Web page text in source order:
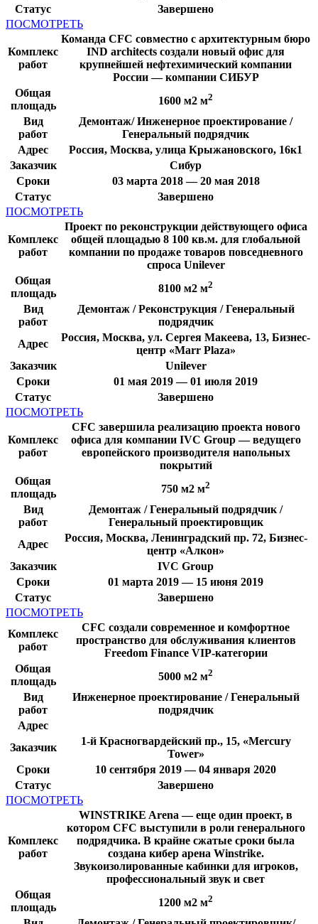
Статус
Завершено
ПОСМОТРЕТЬ
Комплекс
работ
Команда CFC совместно с архитектурным бюро
IND architects создали новый офис для
крупнейшей нефтехимический компании
России — компании СИБУР
Общая
площадь
1600 м2 м2
Вид
работ
Демонтаж/ Инженерное проектирование /
Генеральный подрядчик
Адрес
Россия, Москва, улица Крыжановского, 16к1
Заказчик
Сибур
Сроки
03 марта 2018 — 20 мая 2018
Статус
Завершено
ПОСМОТРЕТЬ
Комплекс
работ
Проект по реконструкции действующего офиса
общей площадью 8 100 кв.м. для глобальной
компании по продаже товаров повседневного
спроса Unilever
Общая
площадь
8100 м2 м2
Вид
работ
Демонтаж / Реконструкция / Генеральный
подрядчик
Адрес
Россия, Москва, ул. Сергея Макеева, 13, Бизнес-
центр «Marr Plaza»
Заказчик
Unilever
Сроки
01 мая 2019 — 01 июля 2019
Статус
Завершено
ПОСМОТРЕТЬ
Комплекс
работ
CFC завершила реализацию проекта нового
офиса для компании IVC Group — ведущего
европейского производителя напольных
покрытий
Общая
площадь
750 м2 м2
Вид
работ
Демонтаж / Генеральный подрядчик /
Генеральный проектировщик
Адрес
Россия, Москва, Ленинградский пр. 72, Бизнес-
центр «Алкон»
Заказчик
IVC Group
Сроки
01 марта 2019 — 15 июня 2019
Статус
Завершено
ПОСМОТРЕТЬ
Комплекс
работ
CFC создали современное и комфортное
пространство для обслуживания клиентов
Freedom Finance VIP-категории
Общая
площадь
5000 м2 м2
Вид
работ
Инженерное проектирование / Генеральный
подрядчик
Адрес
Заказчик
1-й Красногвардейский пр., 15, «Mercury
Tower»
Сроки
10 сентября 2019 — 04 января 2020
Статус
Завершено
ПОСМОТРЕТЬ
Комплекс
работ
WINSTRIKE Arena — еще один проект, в
котором CFC выступили в роли генерального
подрядчика. В крайне сжатые сроки была
создана кибер арена Winstrike.
Звукоизолированные кабинки для игроков,
профессиональный звук и свет
Общая
площадь
1200 м2 м2